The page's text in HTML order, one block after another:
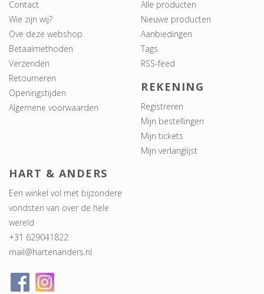
Contact
Wie zijn wij?
Ove deze webshop
Betaalmethoden
Verzenden
Retourneren
Openingstijden
Algemene voorwaarden
Alle producten
Nieuwe producten
Aanbiedingen
Tags
RSS-feed
REKENING
Registreren
Mijn bestellingen
Mijn tickets
Mijn verlanglijst
HART & ANDERS
Een winkel vol met bijzondere
vondsten van over de hele
wereld
+31 629041822
mail@hartenanders.nl